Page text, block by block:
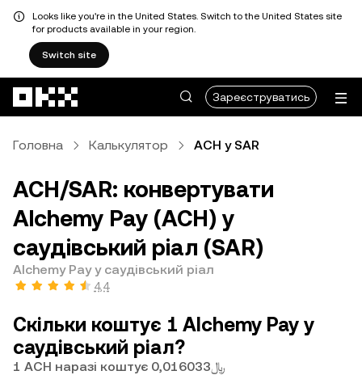
Looks like you're in the United States. Switch to the United States site
for products available in your region.
Switch site
Зареєструватись
Головна Калькулятор ACH у SAR
ACH/SAR: конвертувати
Alchemy Pay (ACH) у
саудівський ріал (SAR)
Alchemy Pay у саудівський ріал
4,4
Скільки коштує 1 Alchemy Pay у
саудівський ріал?
1 ACH наразі коштує ﷼0,016033